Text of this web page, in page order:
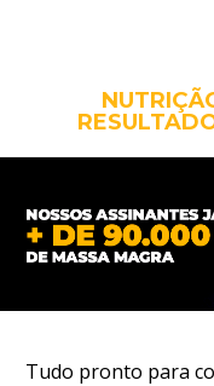
Tudo pronto para